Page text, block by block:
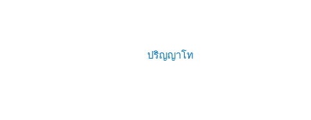
ปริญญาโท